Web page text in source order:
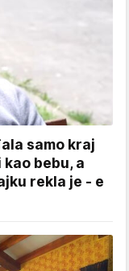
samo kraj
bebu, a
rekla je - e